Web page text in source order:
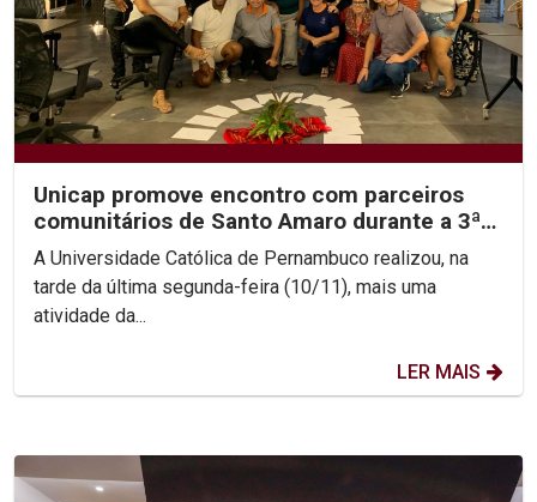
Unicap promove encontro com parceiros
comunitários de Santo Amaro durante a 3ª
Jornada de...
A Universidade Católica de Pernambuco realizou, na
tarde da última segunda-feira (10/11), mais uma
atividade da...
LER MAIS